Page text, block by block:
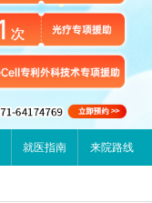
就医指南 来院路线